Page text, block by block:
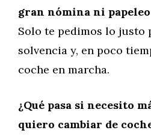
gran nómina ni
Solo te pedimos lo justo
solvencia y, en poco
coche en marcha.
¿Qué pasa si necesito
quiero cambiar de